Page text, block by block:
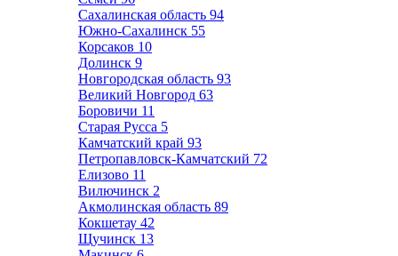
Сахалинская область 94
Южно-Сахалинск 55
Корсаков 10
Долинск 9
Новгородская область 93
Великий Новгород 63
Боровичи 11
Старая Русса 5
Камчатский край 93
Петропавловск-Камчатский 72
Елизово 11
Вилючинск 2
Акмолинская область 89
Кокшетау 42
Щучинск 13